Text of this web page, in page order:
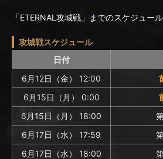
「ETERNAL攻城戦」までのスケジュー
攻城戦スケジュール
日付
6月12日（金） 12:00
6月15日（月） 0:00
6月15日（月） 18:00
6月17日（水） 17:59
6月17日（水） 18:00